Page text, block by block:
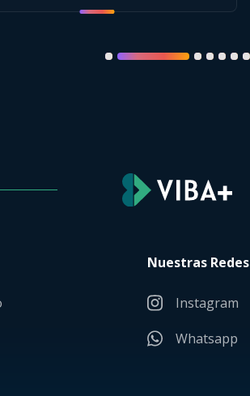
Nuestras Redes
Instagram
Whatsapp